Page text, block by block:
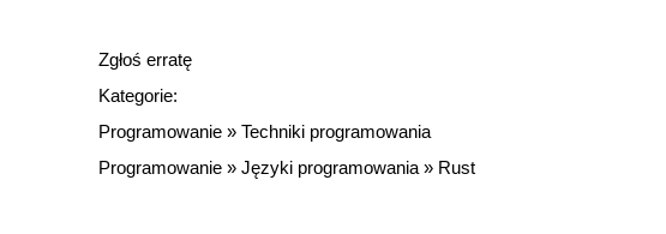
Zgłoś erratę
Kategorie:
Programowanie » Techniki programowania
Programowanie » Języki programowania » Rust